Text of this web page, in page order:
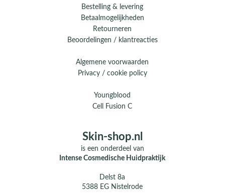
Bestelling & levering
Betaalmogelijkheden
Retourneren
Beoordelingen / klantreacties
Algemene voorwaarden
Privacy / cookie policy
Youngblood
Cell Fusion C
Skin-shop.nl
is een onderdeel van
Intense Cosmedische Huidpraktijk
Delst 8a
5388 EG Nistelrode